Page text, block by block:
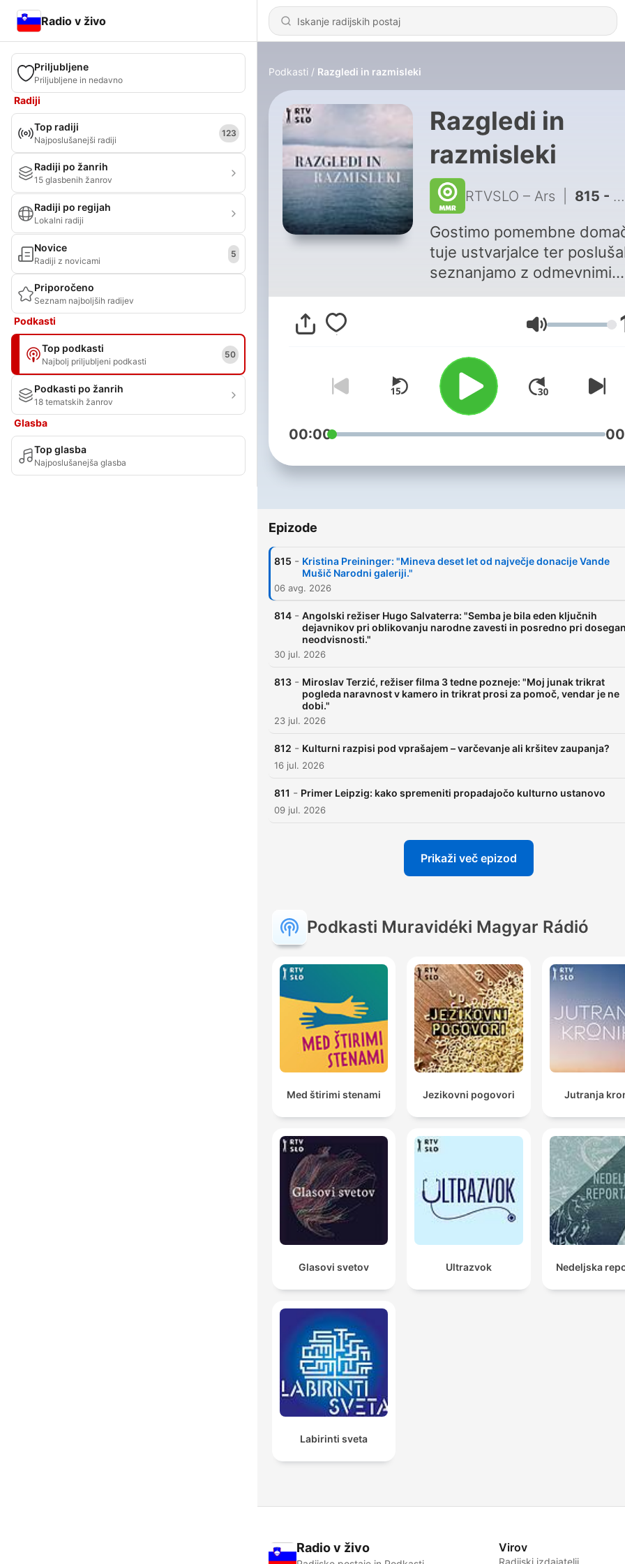
Radio v živo
Priljubljene
Priljubljene in nedavno
Radiji
Top radiji
Najposlušanejši radiji
123
Radiji po žanrih
15 glasbenih žanrov
Radiji po regijah
Lokalni radiji
Novice
Radiji z novicami
5
Priporočeno
Seznam najboljših radijev
Podkasti
Top podkasti
Najbolj priljubljeni podkasti
50
Podkasti po žanrih
18 tematskih žanrov
Glasba
Top glasba
Najposlušanejša glasba
Podkasti Razgledi in razmisleki
Razgledi in
razmisleki
RTVSLO – Ars 815 - Kristina Preininger: "Mineva deset let od največje donacije Vande Mušič Narodni galeriji."
Gostimo pomembne
tuje ustvarjalce ter
seznanjamo z odmevnimi
dogodki ali fenomeni na
kulturnem področju doma
tujini. Sporadično objavimo
besedila, ki obravnavajo
področja literature,
filma, arhitekture,
likovne umetnosti in
prevajanja.
Glasnost
00:00
Epizode
815 - Kristina Preininger: "Mineva deset let od največje donacije Vande
Mušič Narodni galeriji."
06 avg. 2026
814 - Angolski režiser Hugo Salvaterra: "Semba je bila eden ključnih
dejavnikov pri oblikovanju narodne zavesti in posredno pri
neodvisnosti."
30 jul. 2026
813 - Miroslav Terzić, režiser filma 3 tedne pozneje: "Moj junak trikrat
pogleda naravnost v kamero in trikrat prosi za pomoč, vendar je ne
dobi."
23 jul. 2026
812 - Kulturni razpisi pod vprašajem – varčevanje ali kršitev zaupanja?
16 jul. 2026
811 - Primer Leipzig: kako spremeniti propadajočo kulturno ustanovo
09 jul. 2026
Prikaži več epizod
Podkasti Muravidéki Magyar Rádió
Med štirimi stenami Jezikovni pogovori Jutranja
Glasovi svetov Ultrazvok Nedeljska
Labirinti sveta
Radio v živo Virov
Radijski izdajatelji